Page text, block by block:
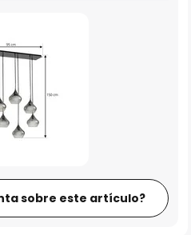
sobre este artículo?